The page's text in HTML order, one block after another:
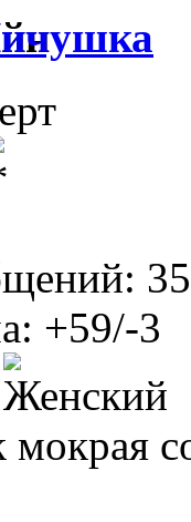
+59/-3
мокрая